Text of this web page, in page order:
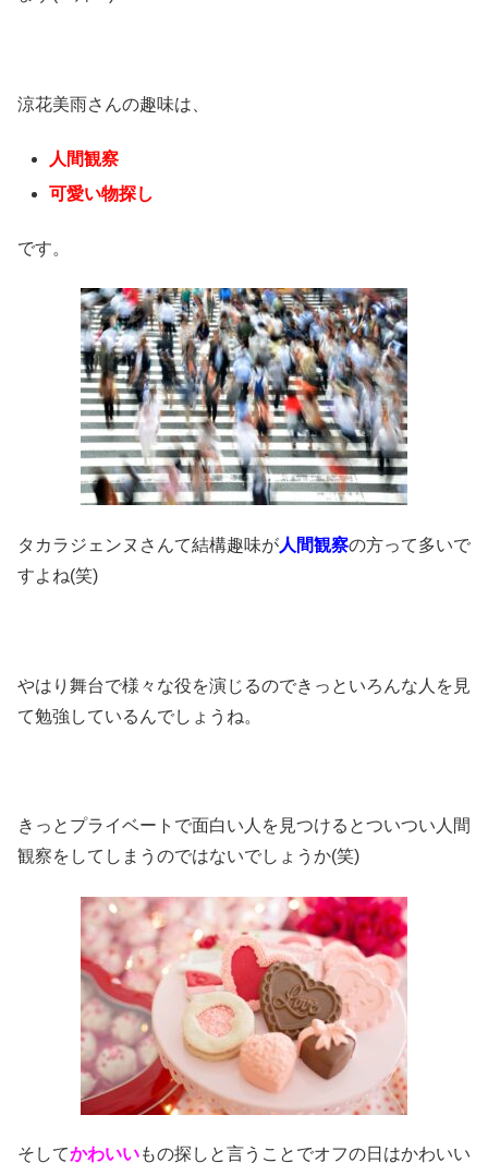
涼花美雨さんの趣味は、
人間観察
可愛い物探し
です。
タカラジェンヌさんて結構趣味が人間観察の方って多いで
すよね(笑)
やはり舞台で様々な役を演じるのできっといろんな人を見
て勉強しているんでしょうね。
きっとプライベートで面白い人を見つけるとついつい人間
観察をしてしまうのではないでしょうか(笑)
そしてかわいいもの探しと言うことでオフの日はかわいい